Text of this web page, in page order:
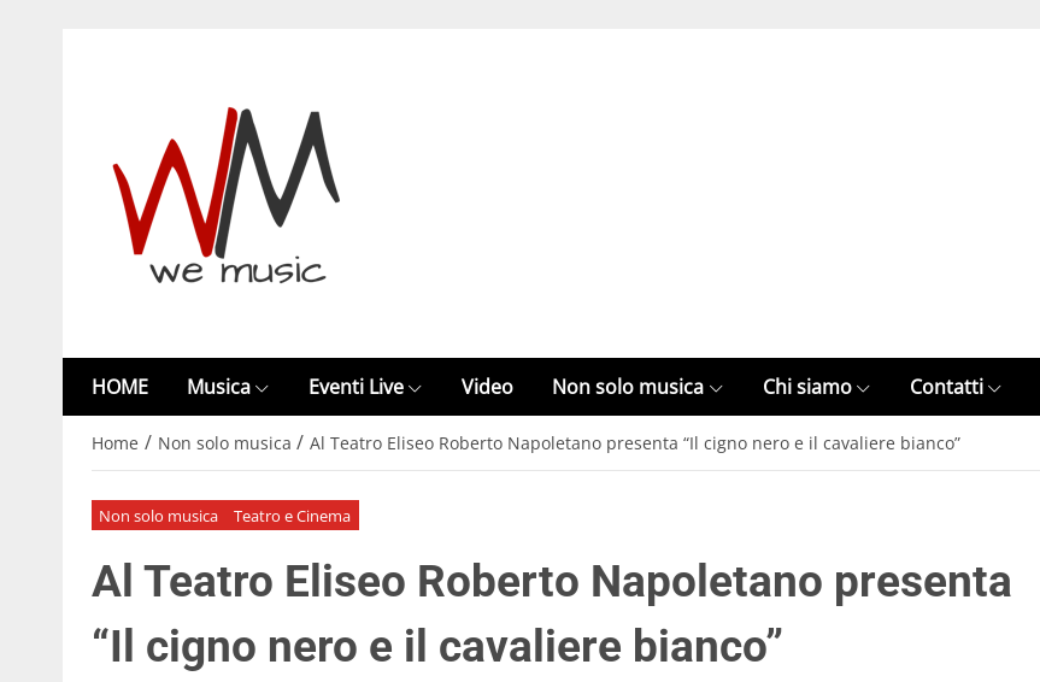
HOME Musica Eventi Live Video Non solo musica Chi siamo Contatti
Home / Non solo musica / Al Teatro Eliseo Roberto Napoletano presenta “Il cigno nero e il cavaliere bianco”
Non solo musica Teatro e Cinema
Al Teatro Eliseo Roberto Napoletano presenta
“Il cigno nero e il cavaliere bianco”